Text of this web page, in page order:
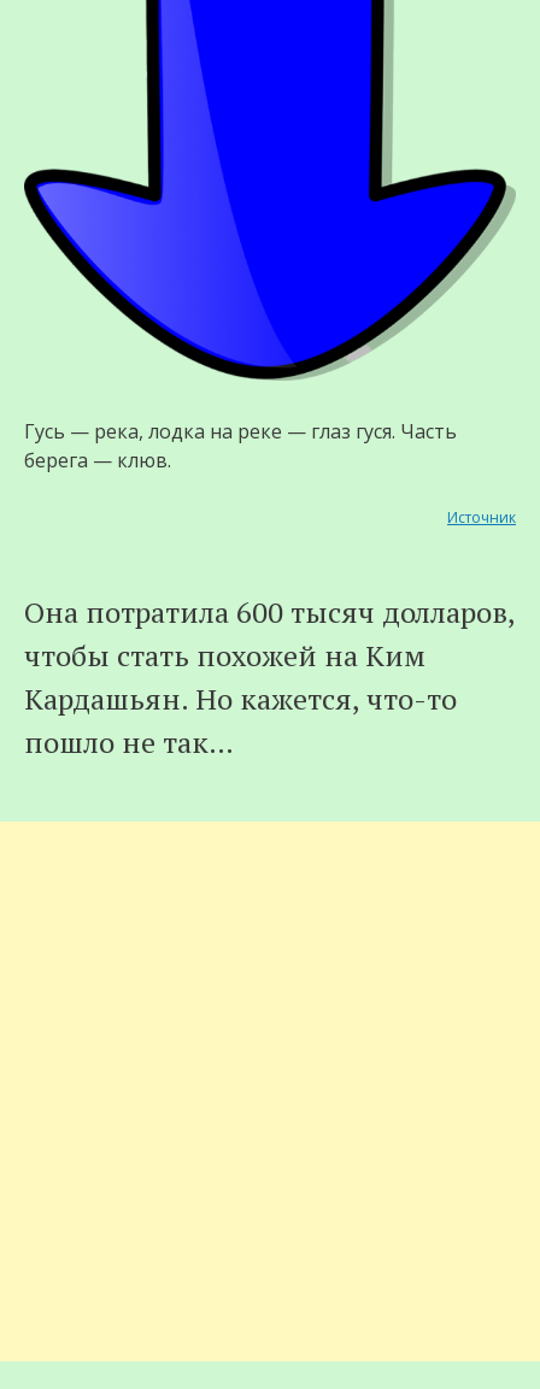
Гусь — река, лодка на реке — глаз гуся. Часть
берега — клюв.
Источник
Она потратила 600 тысяч долларов,
чтобы стать похожей на Ким
Кардашьян. Но кажется, что-то
пошло не так…